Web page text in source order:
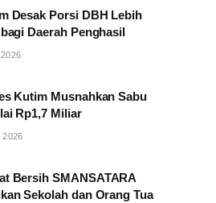
Desak Porsi DBH Lebih
Daerah Penghasil
Kutim Musnahkan Sabu
Rp1,7 Miliar
2026
Bersih SMANSATARA
Sekolah dan Orang Tua